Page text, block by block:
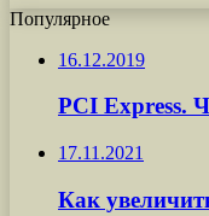
Популярное
16.12.2019
PCI Express.
17.11.2021
Как